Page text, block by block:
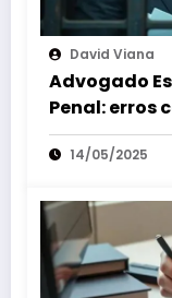
David Viana
Advogado
Penal: erros
custar sua
14/05/2025